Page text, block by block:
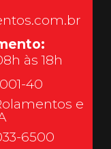
às 18h
40
e
6500